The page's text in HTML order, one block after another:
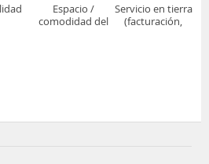
Espacio /
comodidad del
Servicio en tierra
(facturación,